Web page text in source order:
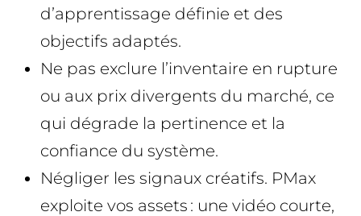
d’apprentissage définie et des
objectifs adaptés.
Ne pas exclure l’inventaire en rupture
ou aux prix divergents du marché, ce
qui dégrade la pertinence et la
confiance du système.
Négliger les signaux créatifs. PMax
exploite vos assets : une vidéo courte,